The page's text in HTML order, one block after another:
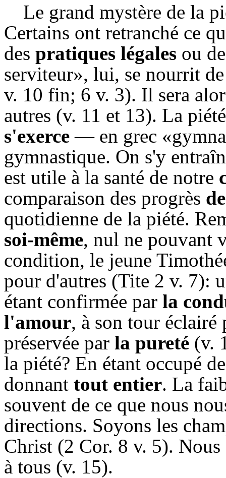
Le grand mystère de la
Certains ont retranché ce
des pratiques légales ou
serviteur», lui, se nourrit
v. 10 fin; 6 v. 3). Il sera
autres (v. 11 et 13). La
s'exerce — en grec
gymnastique. On s'y
est utile à la santé de notre
comparaison des progrès
quotidienne de la piété.
soi-même, nul ne pouvant
condition, le jeune
pour d'autres (Tite 2 v. 7):
étant confirmée par la
l'amour, à son tour éclairé
préservée par la pureté (v.
la piété? En étant occupé
donnant tout entier. La
souvent de ce que nous
directions. Soyons les
Christ (2 Cor. 8 v. 5).
à tous (v. 15).